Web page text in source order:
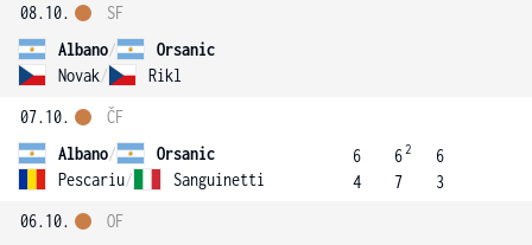
08.10.
Albano/
Orsanic
Novak/ Rikl
SF
07.10.
Albano/
Orsanic
Pescariu/ Sanguinetti
ČF
6
4
62
7
6
3
06.10.
OF